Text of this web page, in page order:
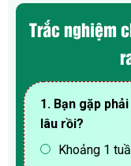
Trắc nghiệm
1. Bạn gặp
lâu rồi?
Khoảng 1